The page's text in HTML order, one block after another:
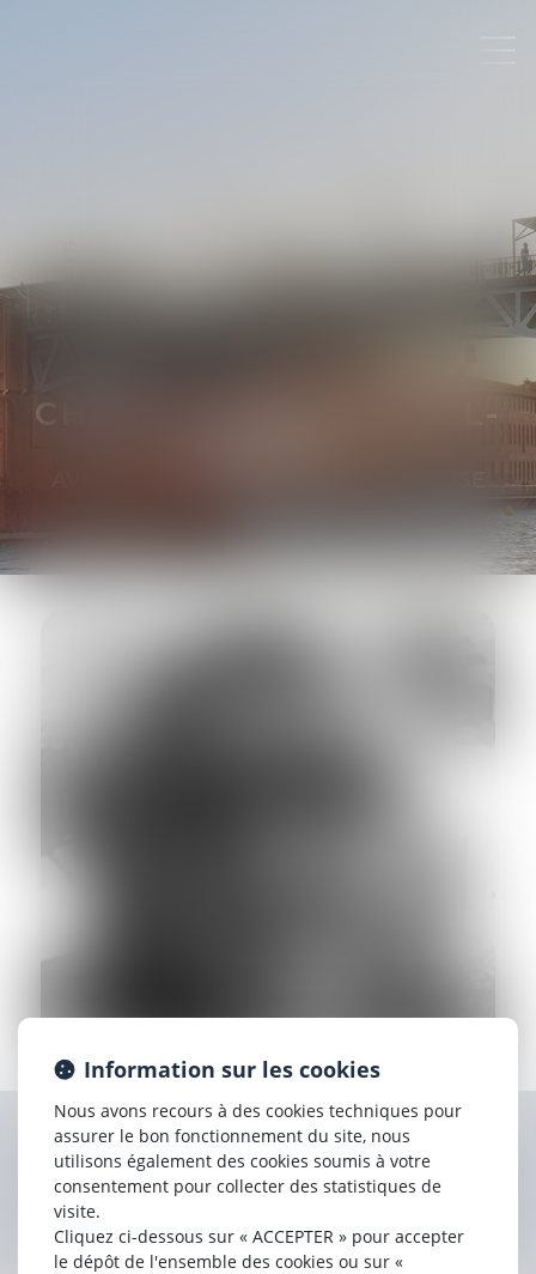
Avocat au Barreau de Toulouse.
CHRISTINE
BRUNIQUEL-
ContacterChristine
BRUNIQUEL-LABATUT
Information sur les cookies
Nous avons recours à des cookies techniques pour
assurer le bon fonctionnement du site, nous
utilisons également des cookies soumis à votre
consentement pour collecter des statistiques de
visite.
Cliquez ci-dessous sur « ACCEPTER » pour accepter
le dépôt de l'ensemble des cookies ou sur «